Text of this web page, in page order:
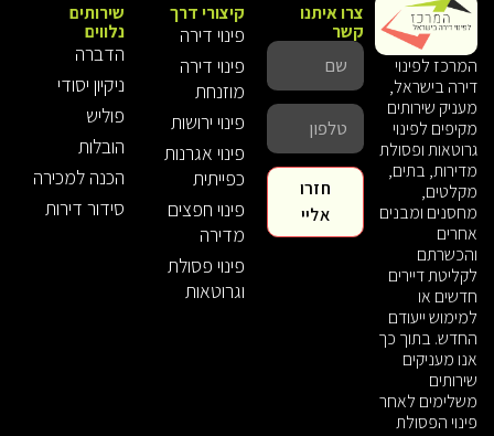
המרכז לפינוי
דירה בישראל,
מעניק שירותים
מקיפים לפינוי
גרוטאות ופסולת
מדירות, בתים,
מקלטים,
מחסנים ומבנים
אחרים
והכשרתם
לקליטת דיירים
חדשים או
למימוש ייעודם
החדש. בתוך כך
אנו מעניקים
שירותים
משלימים לאחר
פינוי הפסולת
קיצורי דרך
פינוי דירה
פינוי דירה
מוזנחת
פינוי ירושות
פינוי אגרנות
כפייתית
פינוי חפצים
מדירה
פינוי פסולת
וגרוטאות
שירותים
נלווים
הדברה
ניקיון יסודי
פוליש
הובלות
הכנה למכירה
סידור דירות
צרו איתנו
קשר
חזרו
אליי